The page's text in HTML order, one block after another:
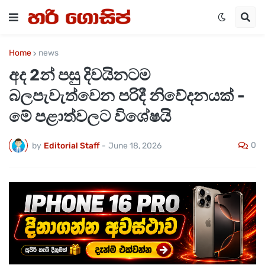
Home news
අද 2න් පසු දිවයිනටම
බලපැවැත්වෙන පරිදී නිවේදනයක් -
මේ පළාත්වලට විශේෂයි
by Editorial Staff - June 18, 2026 0